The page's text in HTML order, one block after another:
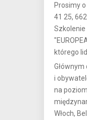
Prosimy
41 25,
Szkolenie
którego
i
na
Włoch,